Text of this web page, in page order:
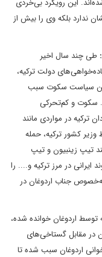
این رویکرد بی‌خردی
ندارد بلکه وی را بیش از
طی چند سال اخیر
دولت ترکیه،
سیاست سکوت سبب
سکوت و کم‌تحرکی
ترکیه در مواردی مانند
کشور ترکیه، حمله
تیپ زینبیون و تیپ
در مرز ترکیه و.... را
جناب اردوغان در
اردوغان خوانده شده،
در مقابل گستاخی‌های
اردوغان سبب شده تا